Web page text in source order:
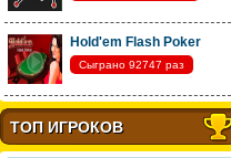
Hold'em Flash Poker
Сыграно 92747 раз
ТОП ИГРОКОВ